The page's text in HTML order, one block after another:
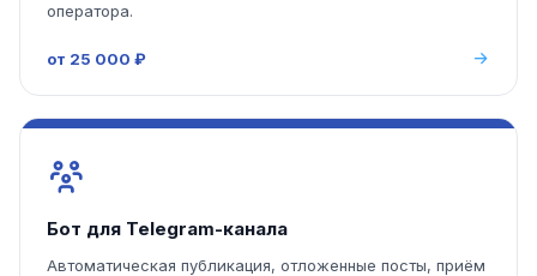
оператора.
от 25 000 ₽
Бот для Telegram-канала
Автоматическая публикация, отложенные посты, приём